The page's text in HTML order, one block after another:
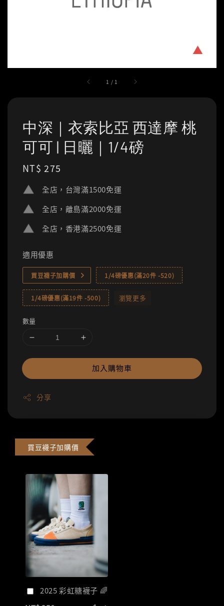
1 / 1
中深｜衣索比亞 西達摩 桃
可可 | 日曬｜1/4磅
Regular
NT$ 275
全店，台灣滿1500免運
全店，離島滿2000免運
全店，香港滿2500免運
適用優惠
買豆襪子加購價 1/4磅優惠(滿20件 -520)
1/4磅優惠(滿19件 -500) 瀏覽更多
數量
加入購物車
分享
買豆襪子加購價
2025 彩虹糖襪子 🌈